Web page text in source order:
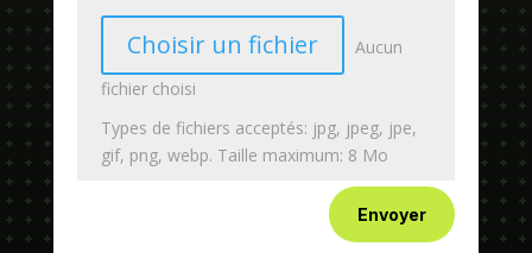
Choisir un fichier
Aucun
fichier choisi
Types de fichiers acceptés: jpg, jpeg, jpe,
gif, png, webp. Taille maximum: 8 Mo
Envoyer